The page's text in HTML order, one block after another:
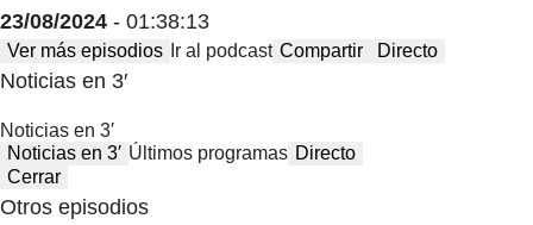
23/08/2024 - 01:38:13
Ver más episodios Ir al podcast Compartir Directo
Noticias en 3′
Noticias en 3′
Noticias en 3′ Últimos programas Directo
Cerrar
Otros episodios